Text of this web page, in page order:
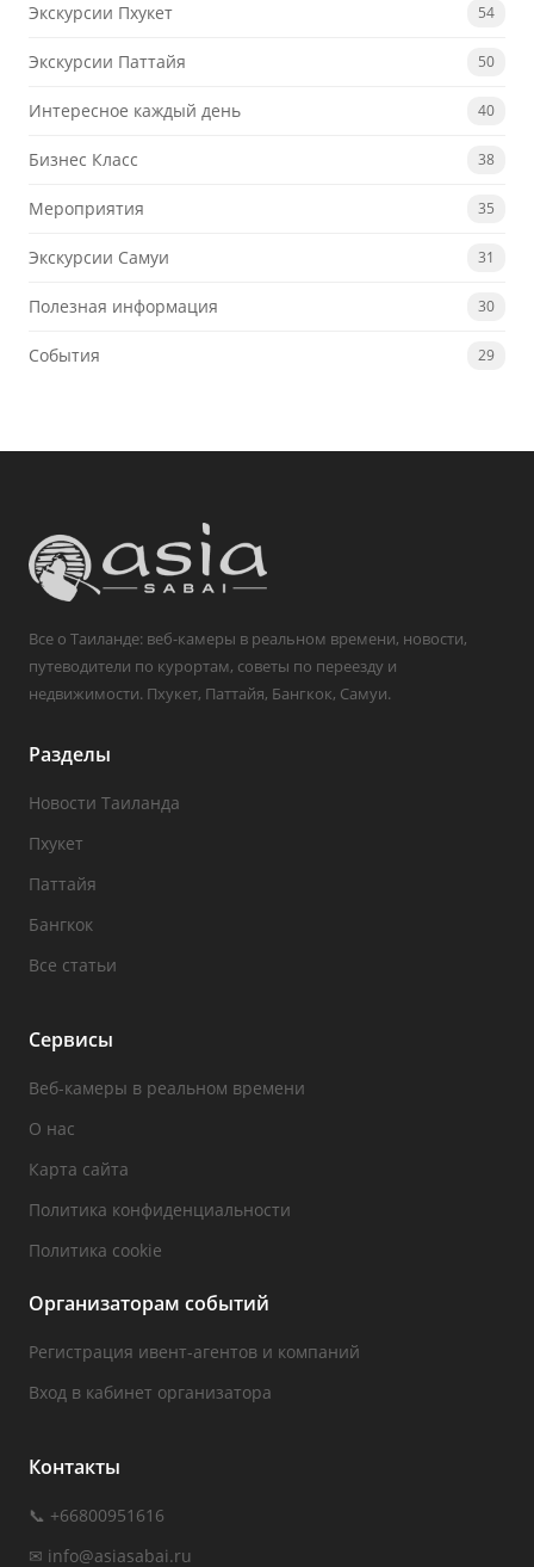
Экскурсии Пхукет 54
Экскурсии Паттайя 50
Интересное каждый день 40
Бизнес Класс 38
Мероприятия 35
Экскурсии Самуи 31
Полезная информация 30
События 29
Все о Таиланде: веб-камеры в реальном времени, новости,
путеводители по курортам, советы по переезду и
недвижимости. Пхукет, Паттайя, Бангкок, Самуи.
Разделы
Новости Таиланда
Пхукет
Паттайя
Бангкок
Все статьи
Сервисы
Веб-камеры в реальном времени
О нас
Карта сайта
Политика конфиденциальности
Политика cookie
Организаторам событий
Регистрация ивент-агентов и компаний
Вход в кабинет организатора
Контакты
📞 +66800951616
✉ info@asiasabai.ru